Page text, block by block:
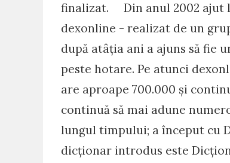
finalizat. Din anul 2002 ajut
dexonline - realizat de un
după atâția ani a ajuns să fie
peste hotare. Pe atunci
are aproape 700.000 și
continuă să mai adune
lungul timpului; a început cu
dicționar introdus este